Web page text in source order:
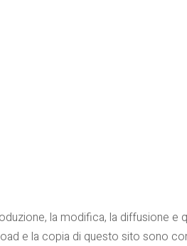
la modifica, la diffusione e
e la copia di questo sito sono